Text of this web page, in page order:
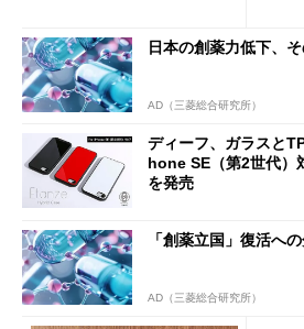
日本の創薬力低下、
AD（三菱総合研究所）
ディーフ、ガラスと
hone SE（第2世代）
を発売
「創薬立国」復活へ
AD（三菱総合研究所）